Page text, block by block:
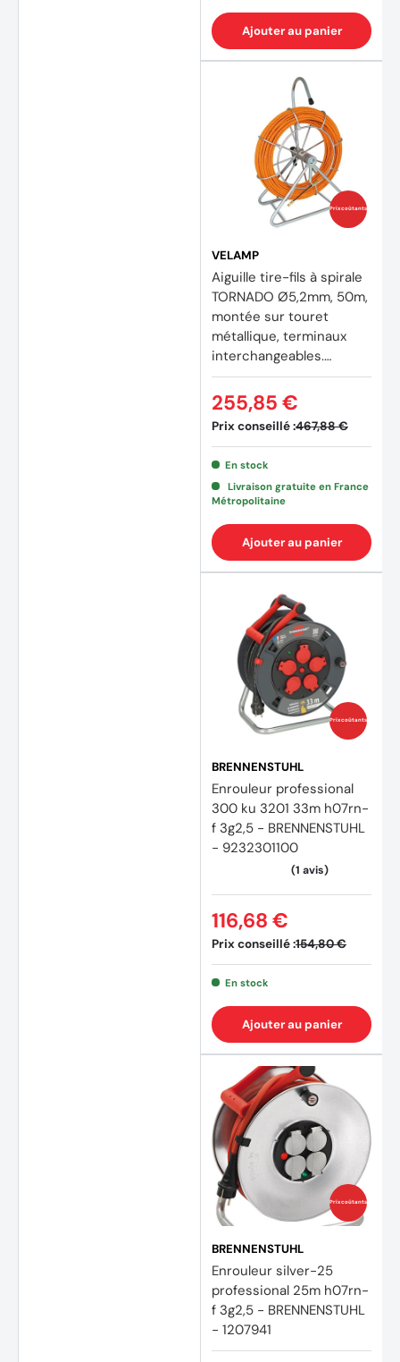
(1
Ajouter au panier
Prix coûtants
VELAMP
Aiguille tire-fils à spirale
TORNADO Ø5,2mm, 50m,
montée sur touret
métallique, terminaux
interchangeables.
Orange TECNID -
VELAMP - STOA5-050
Prix conseillé :467,88 €
255,85 €
En stock
Livraison gratuite en France
Métropolitaine
Ajouter au panier
Prix coûtants
BRENNENSTUHL
Enrouleur professional
300 ku 3201 33m h07rn-
f 3g2,5 - BRENNENSTUHL
- 9232301100
Prix conseillé :154,80 €
116,68 €
En stock
Ajouter au panier
Prix coûtants
BRENNENSTUHL
Enrouleur silver-25
professional 25m h07rn-
f 3g2,5 - BRENNENSTUHL
- 1207941